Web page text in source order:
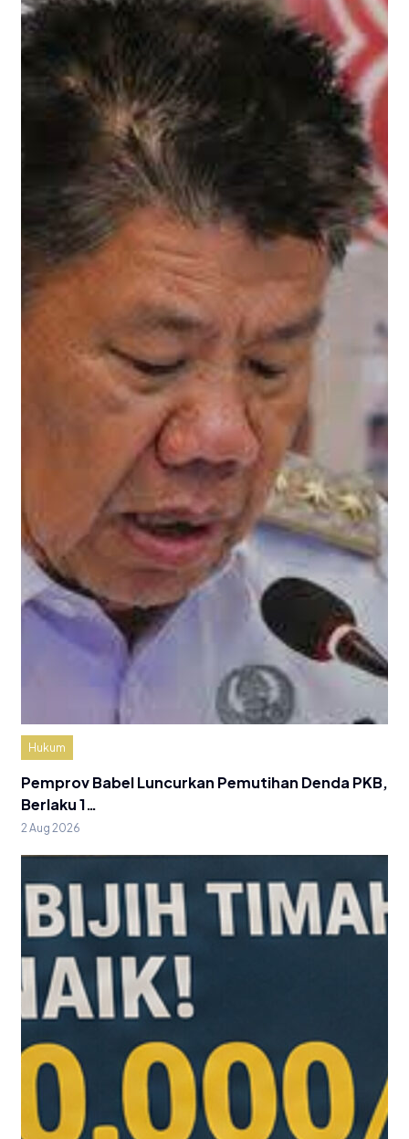
Hukum
Pemprov Babel Luncurkan Pemutihan Denda PKB,
Berlaku 1…
2 Aug 2026